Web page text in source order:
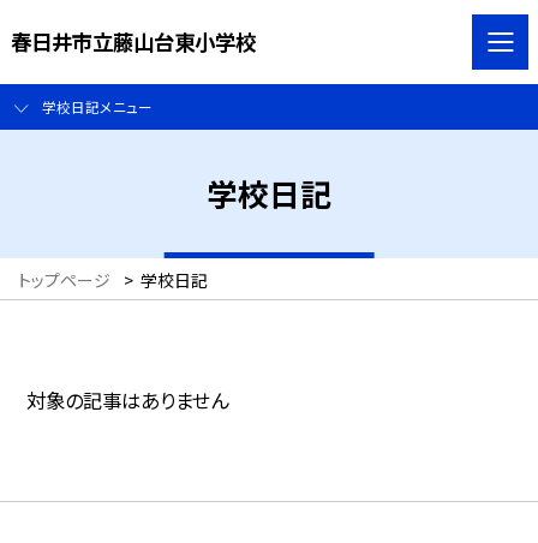
春日井市立藤山台東小学校
学校日記メニュー
学校日記
トップページ > 学校日記
対象の記事はありません